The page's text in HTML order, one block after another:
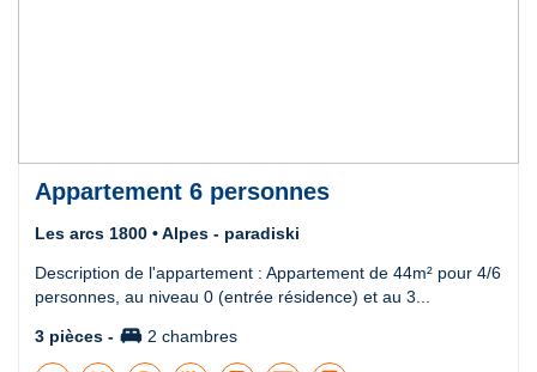
Appartement 6 personnes
Les arcs 1800 • Alpes - paradiski
Description de l'appartement : Appartement de 44m² pour 4/6
personnes, au niveau 0 (entrée résidence) et au 3...
3 pièces - king_bed 2 chambres